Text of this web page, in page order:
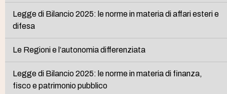
Legge di Bilancio 2025: le norme in materia di affari esteri e
difesa
Le Regioni e l’autonomia differenziata
Legge di Bilancio 2025: le norme in materia di finanza,
fisco e patrimonio pubblico